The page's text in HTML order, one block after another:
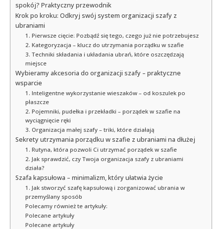
spokój? Praktyczny przewodnik
Krok po kroku: Odkryj swój system organizacji szafy z
ubraniami
1. Pierwsze cięcie: Pozbądź się tego, czego już nie potrzebujesz
2. Kategoryzacja – klucz do utrzymania porządku w szafie
3. Techniki składania i układania ubrań, które oszczędzają
miejsce
Wybieramy akcesoria do organizacji szafy – praktyczne
wsparcie
1. Inteligentne wykorzystanie wieszaków – od koszulek po
płaszcze
2. Pojemniki, pudełka i przekładki – porządek w szafie na
wyciągnięcie ręki
3. Organizacja małej szafy – triki, które działają
Sekrety utrzymania porządku w szafie z ubraniami na dłużej
1. Rutyna, która pozwoli Ci utrzymać porządek w szafie
2. Jak sprawdzić, czy Twoja organizacja szafy z ubraniami
działa?
Szafa kapsułowa – minimalizm, który ułatwia życie
1. Jak stworzyć szafę kapsułową i zorganizować ubrania w
przemyślany sposób
Polecamy również te artykuły:
Polecane artykuły
Polecane artykuły